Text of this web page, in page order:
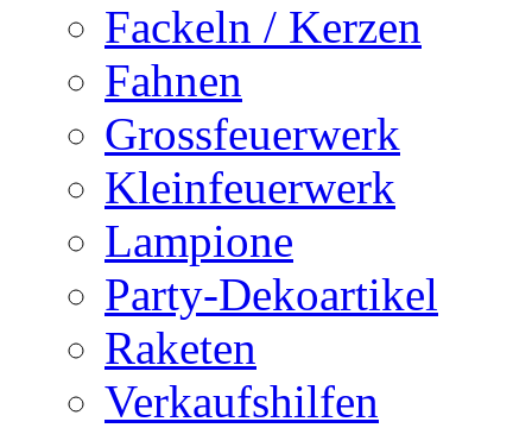
Fackeln / Kerzen
Fahnen
Grossfeuerwerk
Kleinfeuerwerk
Lampione
Party-Dekoartikel
Raketen
Verkaufshilfen